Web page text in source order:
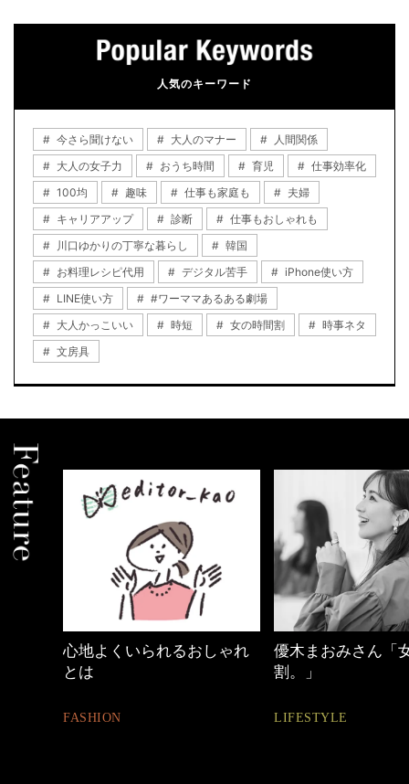
人気のキーワード
今さら聞けない 大人のマナー
人間関係
大人の女子力
おうち時間 育児
仕事効率化
100均
趣味 仕事も家庭も
夫婦
キャリアアップ
診断
仕事もおしゃれも
川口ゆかりの丁寧な暮らし
韓国
お料理レシピ代用
デジタル苦手
iPhone使い方
LINE使い方
#ワーママあるある劇場
大人かっこいい
時短 女の時間割
時事ネタ
文房具
心地よくいられるおしゃれ
とは
FASHION
優木まおみさん「
割。」
LIFESTYLE